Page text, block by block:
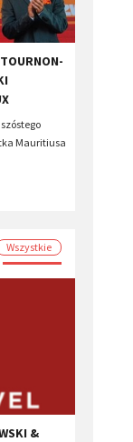
Mauritiusa
Wszystkie
&